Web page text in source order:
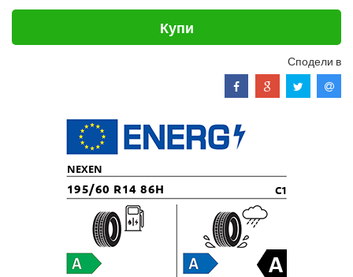
Купи
Сподели в
NEXEN
195/60 R14 86H C1